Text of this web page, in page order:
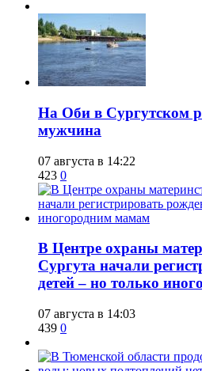
​На Оби в Сургутском
мужчина
07 августа в 14:22
423 0
​В Центре охраны
Сургута начали
детей – но только
07 августа в 14:03
439 0